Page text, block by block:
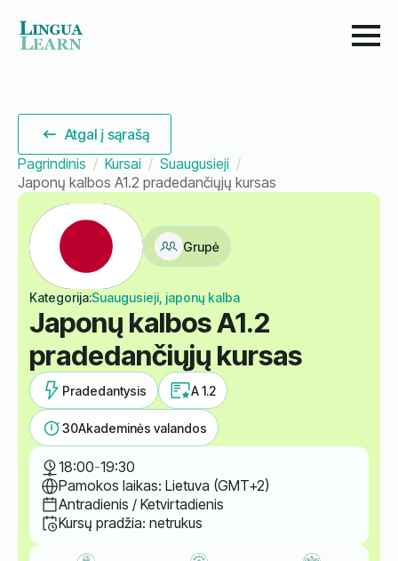
Atgal į sąrašą
Pagrindinis
Kursai
Suaugusieji
Japonų kalbos A1.2 pradedančiųjų kursas
Grupė
Kategorija:Suaugusieji, japonų kalba
Japonų kalbos A1.2
pradedančiųjų kursas
Pradedantysis A 1.2
30Akademinės valandos
18:00-19:30
Pamokos laikas: Lietuva (GMT+2)
Antradienis / Ketvirtadienis
Kursų pradžia: netrukus